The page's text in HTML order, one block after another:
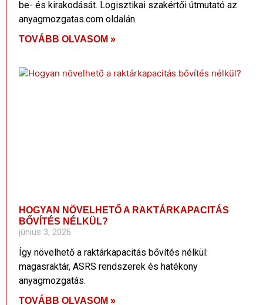
be- és kirakodását. Logisztikai szakértői útmutató az
anyagmozgatas.com oldalán.
TOVÁBB OLVASOM »
HOGYAN NÖVELHETŐ A RAKTÁRKAPACITÁS
BŐVÍTÉS NÉLKÜL?
június 3, 2026
Így növelhető a raktárkapacitás bővítés nélkül:
magasraktár, ASRS rendszerek és hatékony
anyagmozgatás.
TOVÁBB OLVASOM »